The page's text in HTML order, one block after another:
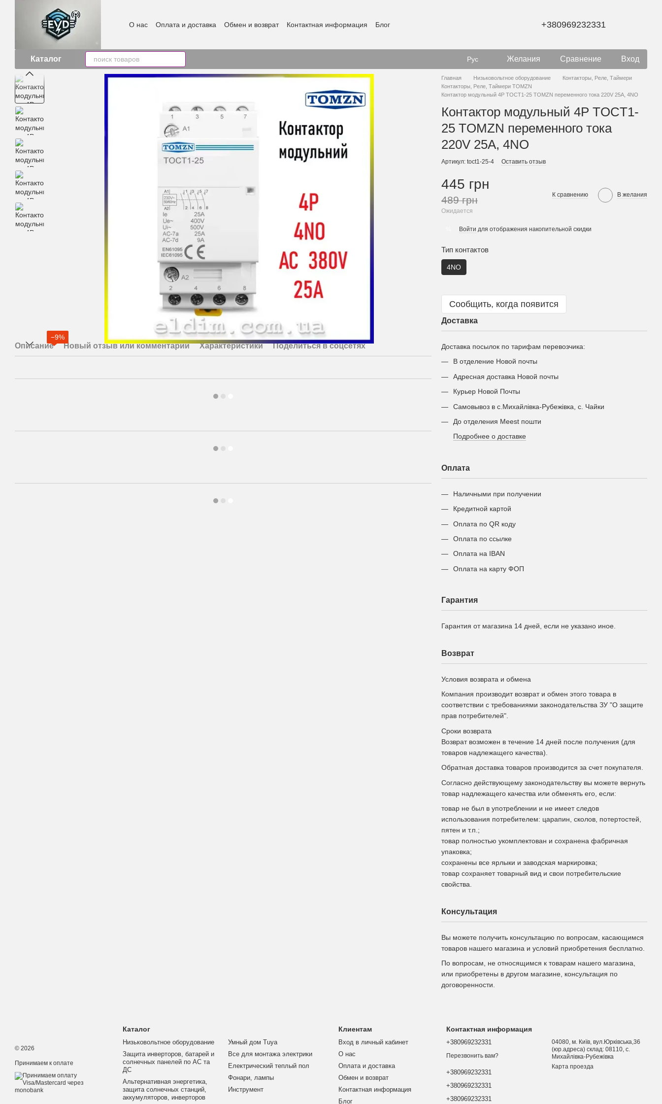
Перейти к основному контенту
О нас Оплата и доставка Обмен и возврат Контактная информация Блог +380969232331
Каталог Рус Желания Сравнение Вход
−9%
Описание Новый отзыв или комментарий Характеристики Поделиться в соцсетях
Главная Низьковольтное оборудование
Контакторы, Реле, Таймери
Контакторы, Реле, Таймери TOMZN
Контактор модульный 4P TOCT1-25 TOMZN переменного тока 220V 25А, 4NO
Контактор модульный 4P TOCT1-
25 TOMZN переменного тока
220V 25А, 4NO
Артикул: toct1-25-4 Оставить отзыв
445 грн
489 грн
Ожидается
К сравнению В желания
Войти для отображения накопительной скидки
Тип контактов
4NO
Сообщить, когда появится
Доставка
Доставка посылок по тарифам перевозчика:
В отделение Новой почты
Адресная доставка Новой почты
Курьер Новой Почты
Самовывоз в с.Михайлівка-Рубежівка, с. Чайки
До отделения Meest пошти
Подробнее о доставке
Оплата
Наличными при получении
Кредитной картой
Оплата по QR коду
Оплата по ссылке
Оплата на IBAN
Оплата на карту ФОП
Гарантия
Гарантия от магазина 14 дней, если не указано иное.
Возврат
Условия возврата и обмена
Компания производит возврат и обмен этого товара в
соответствии с требованиями законодательства ЗУ "О защите
прав потребителей".
Сроки возврата
Возврат возможен в течение 14 дней после получения (для
товаров надлежащего качества).
Обратная доставка товаров производится за счет покупателя.
Согласно действующему законодательству вы можете вернуть
товар надлежащего качества или обменять его, если:
товар не был в употреблении и не имеет следов
использования потребителем: царапин, сколов, потертостей,
пятен и т.п.;
товар полностью укомплектован и сохранена фабричная
упаковка;
сохранены все ярлыки и заводская маркировка;
товар сохраняет товарный вид и свои потребительские
свойства.
Консультация
Вы можете получить консультацию по вопросам, касающимся
товаров нашего магазина и условий приобретения бесплатно.
По вопросам, не относящимся к товарам нашего магазина,
или приобретены в другом магазине, консультация по
договоренности.
© 2026
Принимаем к оплате
Каталог
Низьковольтное оборудование
Защита инверторов, батарей и
солнечных панелей по АС та
ДС
Альтернативная энергетика,
защита солнечных станций,
аккумуляторов, инверторов
Умный дом Tuya
Все для монтажа электрики
Електрический теплый пол
Фонари, лампы
Инструмент
Клиентам
Вход в личный кабинет
О нас
Оплата и доставка
Обмен и возврат
Контактная информация
Блог
Контактная информация
+380969232331
Перезвонить вам?
+380969232331
+380969232331
+380969232331
04080, м. Київ, вул.Юрківська,36
(юр.адреса) склад: 08110, с.
Михайлівка-Рубежівка
Карта проезда